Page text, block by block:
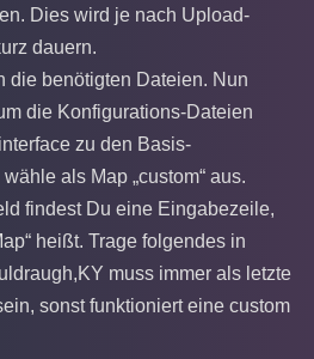
Dies wird je nach Upload-
dauern.
die benötigten Dateien. Nun
die Konfigurations-Dateien
zu den Basis-
als Map „custom“ aus.
findest Du eine Eingabezeile,
heißt. Trage folgendes in
muss immer als letzte
sonst funktioniert eine custom